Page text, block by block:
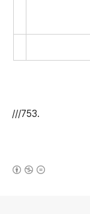
///753.